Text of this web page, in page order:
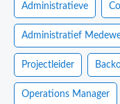
Administratieve
Administratief
Projectleider
Operations Manager